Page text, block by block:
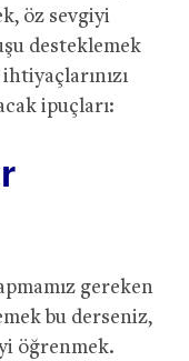
öz sevgiyi
desteklemek
ipuçları:
gereken
bu derseniz,
öğrenmek.